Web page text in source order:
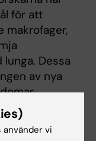
för att
makrofager,
Dessa
av nya
och Alice
använder vi